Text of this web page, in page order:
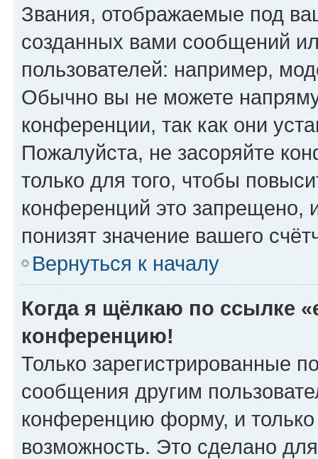
Звания, отображаемые под
созданных вами сообщений
пользователей: например,
Обычно вы не можете
конференции, так как они
Пожалуйста, не засоряйте
только для того, чтобы
конференций это запрещено,
понизят значение вашего
Вернуться к началу
Когда я щёлкаю по ссылке
конференцию!
Только зарегистрированные
сообщения другим
конференцию форму, и
возможность. Это сделано